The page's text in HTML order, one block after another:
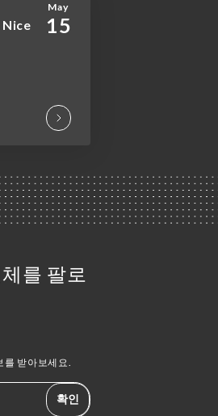
May
15
를 팔로
받아보세요.
확인